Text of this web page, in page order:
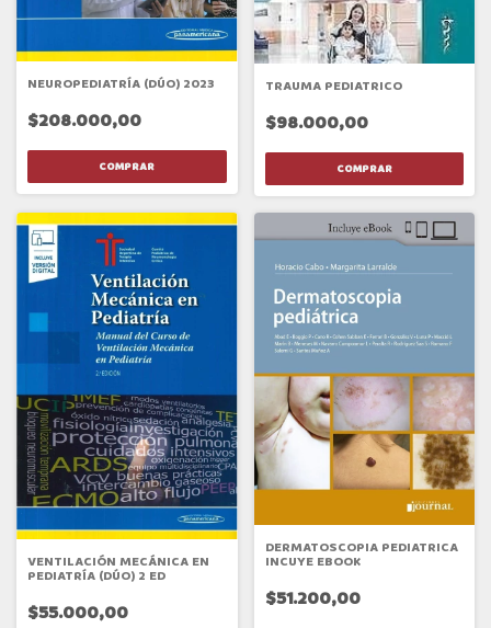
NEUROPEDIATRÍA (DÚO) 2023
$208.000,00
TRAUMA PEDIATRICO
$98.000,00
VENTILACIÓN MECÁNICA EN
PEDIATRÍA (DÚO) 2 ED
$55.000,00
DERMATOSCOPIA PEDIATRICA
INCUYE EBOOK
$51.200,00